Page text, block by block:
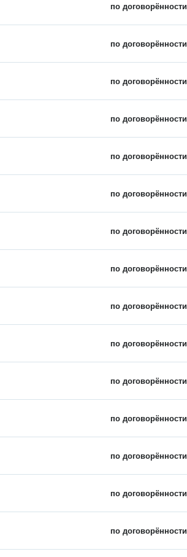
по договорённости
по договорённости
по договорённости
по договорённости
по договорённости
по договорённости
по договорённости
по договорённости
по договорённости
по договорённости
по договорённости
по договорённости
по договорённости
по договорённости
по договорённости